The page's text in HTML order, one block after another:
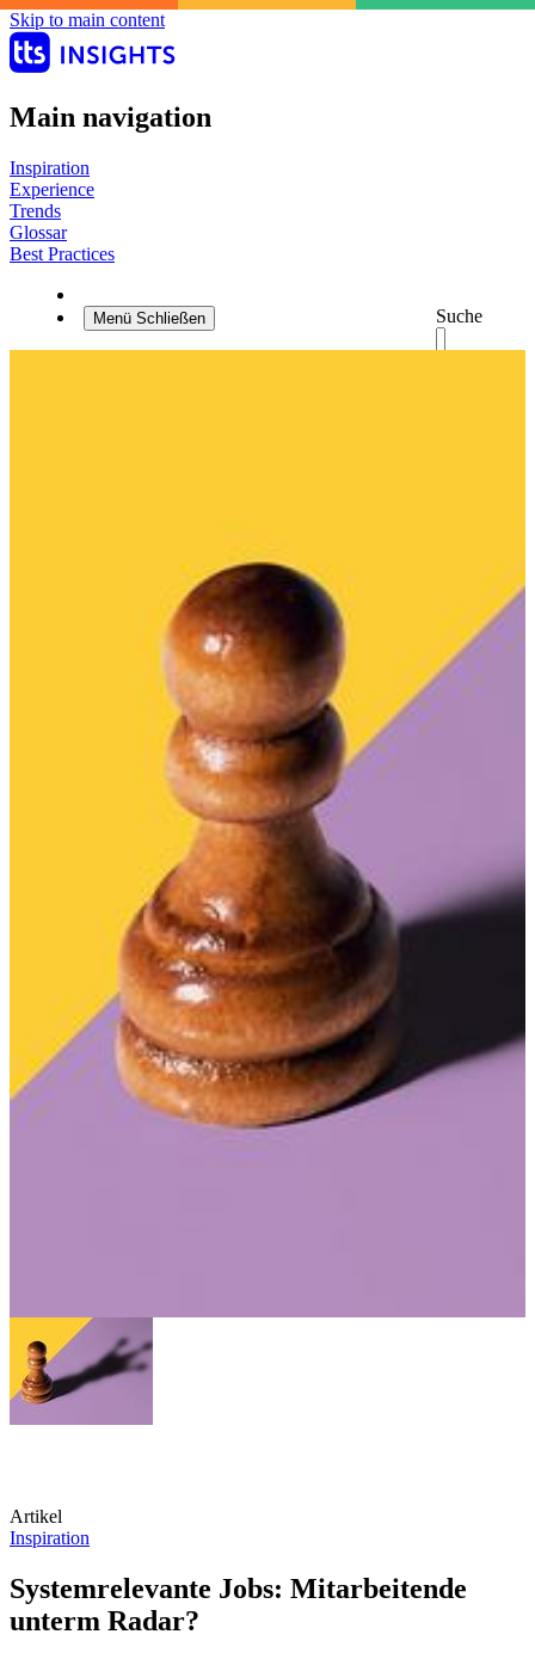
Skip to main content
Main navigation
Inspiration
Experience
Trends
Glossar
Best Practices
Suche
Menü Schließen
Artikel
Inspiration
Systemrelevante Jobs: Mitarbeitende
unterm Radar?